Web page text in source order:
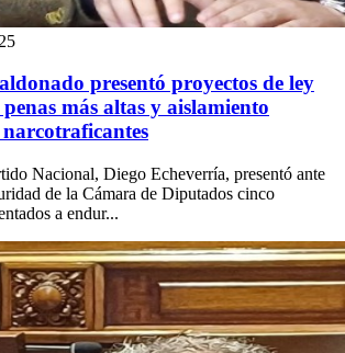
presentó proyectos de ley
más altas y aislamiento
Nacional, Diego Echeverría, presentó ante
de la Cámara de Diputados cinco
a endur...